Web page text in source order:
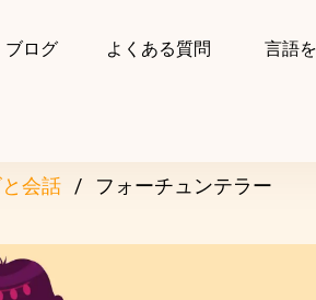
ブログ よくある質問 言語
会話 フォーチュンテラー